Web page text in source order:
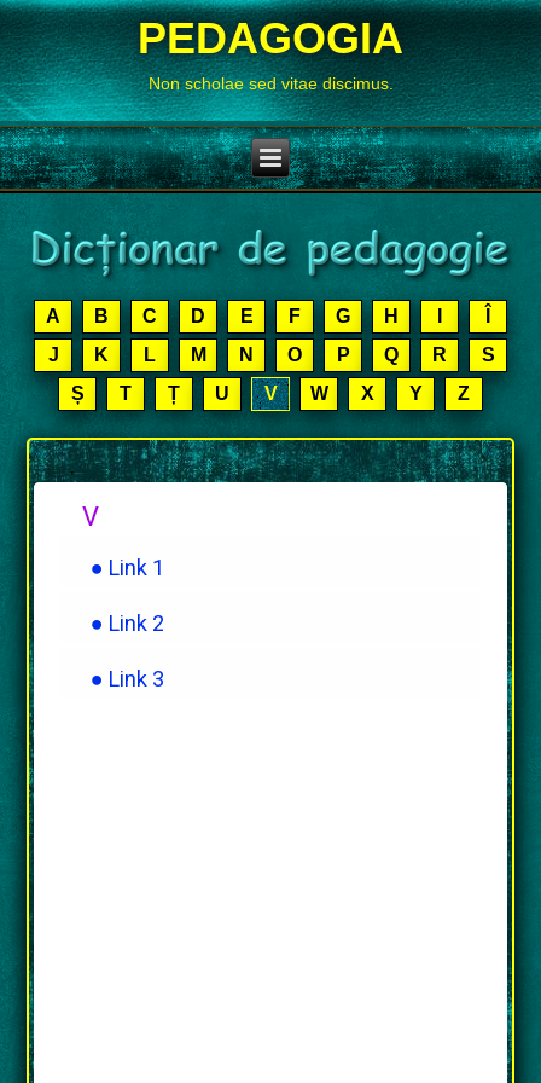
PEDAGOGIA
Non scholae sed vitae discimus.
A B C D E F G H
J
K L M N O P Q R
S
Ș
T Ț U V W X Y Z
.
V
● Link 1
● Link 2
● Link 3